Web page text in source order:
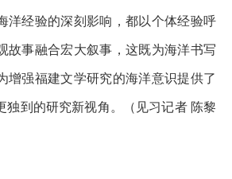
洋经验的深刻影响，都以个体经验呼
故事融合宏大叙事，这既为海洋书写
增强福建文学研究的海洋意识提供了
独到的研究新视角。（见习记者 陈黎